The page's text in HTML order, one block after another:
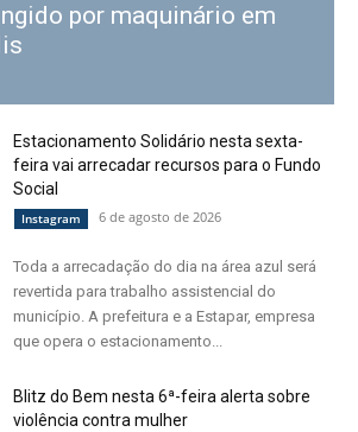
por maquinário em
Estacionamento Solidário nesta sexta-
feira vai arrecadar recursos para o Fundo
Social
Instagram 6 de agosto de 2026
Toda a arrecadação do dia na área azul será
revertida para trabalho assistencial do
município. A prefeitura e a Estapar, empresa
que opera o estacionamento...
Blitz do Bem nesta 6ª-feira alerta sobre
violência contra mulher